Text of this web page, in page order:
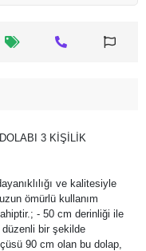
3 KİŞİLİK
ve kalitesiyle
ömürlü kullanım
- 50 cm derinliği ile
düzenli bir şekilde
90 cm olan bu dolap,